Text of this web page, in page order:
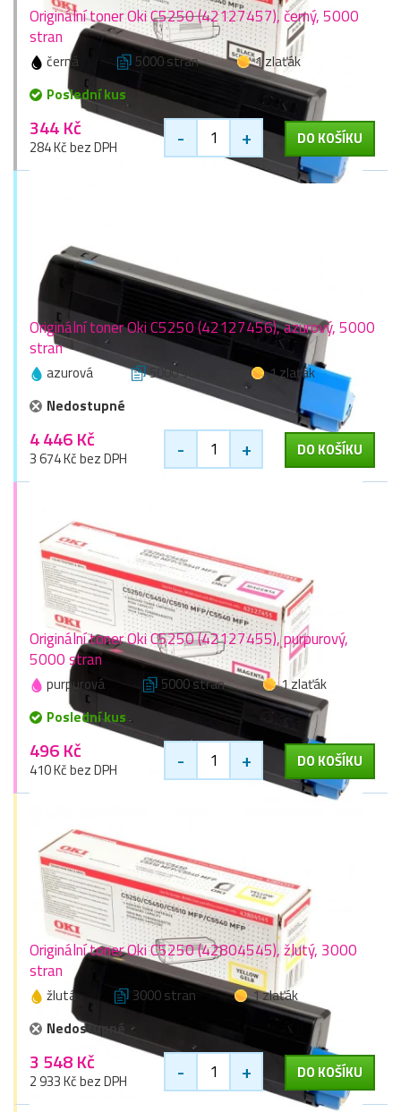
Originální toner Oki C5250 (42127457), černý, 5000
stran
černá 5000 stran
1 zlaťák
Poslední kus
344 Kč
284 Kč bez DPH - + DO KOŠÍKU
Originální toner Oki C5250 (42127456), azurový, 5000
stran
azurová 5000 stran
1 zlaťák
Nedostupné
4 446 Kč
3 674 Kč bez DPH - + DO KOŠÍKU
Originální toner Oki C5250 (42127455), purpurový,
5000 stran
purpurová 5000 stran
1 zlaťák
Poslední kus
496 Kč
410 Kč bez DPH - + DO KOŠÍKU
Originální toner Oki C5250 (42804545), žlutý, 3000
stran
žlutá 3000 stran
1 zlaťák
Nedostupné
3 548 Kč
2 933 Kč bez DPH - + DO KOŠÍKU